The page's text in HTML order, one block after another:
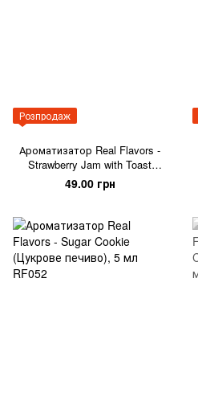
Розпродаж
Ароматизатор Real Flavors -
Strawberry Jam with Toast
(Полуничний джем з тостами),
5 мл
49.00 грн